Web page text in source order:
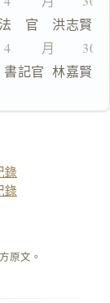
法　官　洪志賢
　　月　　30
書記官  林嘉賢
錄
錄
原文。
全
複製給 AI
去換行複製
匯出 PDF
精美列印